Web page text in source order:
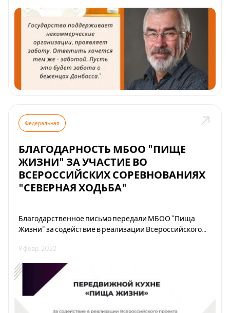
Федеральная
БЛАГОДАРНОСТЬ МБОО "ПИЩЕ
ЖИЗНИ" ЗА УЧАСТИЕ ВО
ВСЕРОССИЙСКИХ СОРЕВНОВАНИЯХ
"СЕВЕРНАЯ ХОДЬБА"
Благодарственное письмо передали МБОО "Пища
Жизни" за содействие в реализации Всероссийского
поддержке Министерства спорта Российской
Федерации.
9 февр. 2022